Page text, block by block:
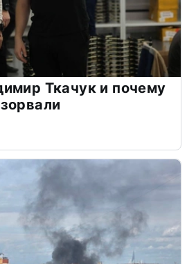
Ткачук и почему